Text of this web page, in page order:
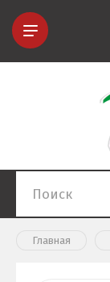
Главная